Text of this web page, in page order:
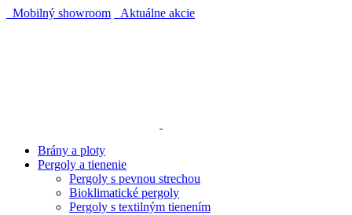
Mobilný showroom
Aktuálne akcie
Brány a ploty
Pergoly a tienenie
Pergoly s pevnou strechou
Bioklimatické pergoly
Pergoly s textilným tienením